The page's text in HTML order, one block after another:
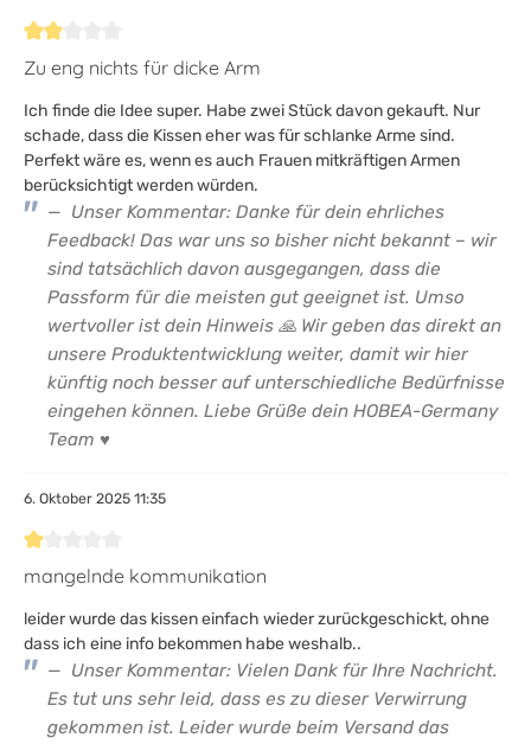
Bewertung mit 2 von 5 Sternen
Zu eng nichts für dicke Arm
Ich finde die Idee super. Habe zwei Stück davon gekauft. Nur
schade, dass die Kissen eher was für schlanke Arme sind.
Perfekt wäre es, wenn es auch Frauen mitkräftigen Armen
berücksichtigt werden würden.
Unser Kommentar: Danke für dein ehrliches
Feedback! Das war uns so bisher nicht bekannt – wir
sind tatsächlich davon ausgegangen, dass die
Passform für die meisten gut geeignet ist. Umso
wertvoller ist dein Hinweis 🙏 Wir geben das direkt an
unsere Produktentwicklung weiter, damit wir hier
künftig noch besser auf unterschiedliche Bedürfnisse
eingehen können. Liebe Grüße dein HOBEA-Germany
Team ♥
6. Oktober 2025 11:35
Bewertung mit 1 von 5 Sternen
mangelnde kommunikation
leider wurde das kissen einfach wieder zurückgeschickt, ohne
dass ich eine info bekommen habe weshalb..
Unser Kommentar: Vielen Dank für Ihre Nachricht.
Es tut uns sehr leid, dass es zu dieser Verwirrung
gekommen ist. Leider wurde beim Versand das